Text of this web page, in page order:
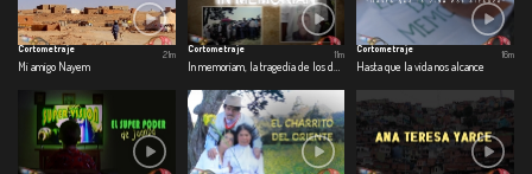
Cortometraje
Mi amigo Nayem
21m
Cortometraje
11m
Cortometraje
Hasta que la vida nos alcance
16m